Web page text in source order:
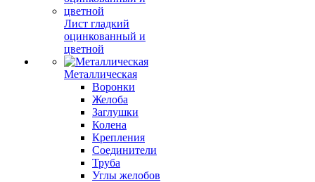
Лист гладкий
оцинкованный и
цветной
Металлическая
Воронки
Желоба
Заглушки
Колена
Крепления
Соединители
Труба
Углы желобов